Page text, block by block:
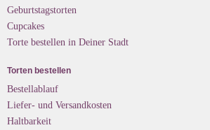
Geburtstagstorten
Cupcakes
Torte bestellen in Deiner Stadt
Torten bestellen
Bestellablauf
Liefer- und Versandkosten
Haltbarkeit